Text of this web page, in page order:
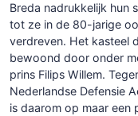
Breda nadrukkelijk hun
tot ze in de 80-jarige
verdreven. Het kasteel
bewoond door onder
prins Filips Willem.
Nederlandse Defensie
is daarom op maar een